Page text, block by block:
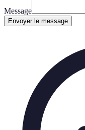
Message
Envoyer le message